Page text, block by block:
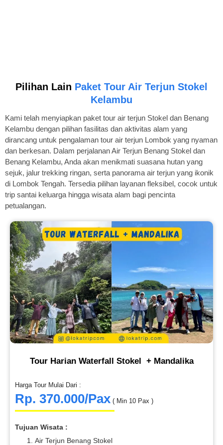
Pilihan Lain Paket Tour Air Terjun Stokel
Kelambu
Kami telah menyiapkan paket tour air terjun Stokel dan Benang
Kelambu dengan pilihan fasilitas dan aktivitas alam yang
dirancang untuk pengalaman tour air terjun Lombok yang nyaman
dan berkesan. Dalam perjalanan Air Terjun Benang Stokel dan
Benang Kelambu, Anda akan menikmati suasana hutan yang
sejuk, jalur trekking ringan, serta panorama air terjun yang ikonik
di Lombok Tengah. Tersedia pilihan layanan fleksibel, cocok untuk
trip santai keluarga hingga wisata alam bagi pencinta
petualangan.
Tour Harian Waterfall Stokel + Mandalika
Harga Tour Mulai Dari :
Rp. 370.000/Pax ( Min 10 Pax )
Tujuan Wisata :
Air Terjun Benang Stokel